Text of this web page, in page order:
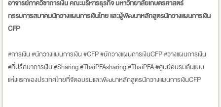
อาจารย์ภาควิชาการเงิน คณะบริหารธุรกิจ มหาวิทยาลัยเกษตรศาสตร์
กรรมการสมาคมนักวางแผนการเงินไทย และผู้พัฒนาหลักสูตรนักวางแผนการเงิน
CFP
#การเงิน #นักวางแผนการเงิน #CFP #นักวางแผนการเงินCFP #วางแผนการเงิน
#ที่ปรึกษาการเงิน #Sharing #ThaiPFAsharing #ThaiPFA #ศูนย์อบรมต้นแบบ
แห่งแรกของประเทศไทยที่จัดอบรมและพัฒนาหลักสูตรนักวางแผนการเงินCFP